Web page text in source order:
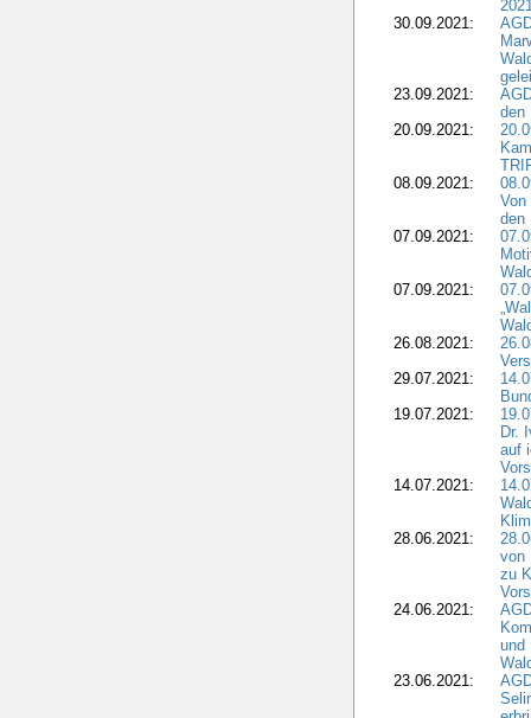
30.09.2021:
23.09.2021:
den
20.09.2021:
08.09.2021:
den
07.09.2021:
07.09.2021:
26.08.2021:
29.07.2021:
19.07.2021:
Dr.
auf
14.07.2021:
28.06.2021:
von
zu
24.06.2021:
und
23.06.2021: